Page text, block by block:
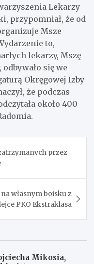
Lekarzy
przypomniał, że od
Msze
to,
lekarzy, Mszę
się we
Okręgowej Izby
że podczas
około 400
przez
własnym boisku z
PKO Ekstraklasa
Mikosia,